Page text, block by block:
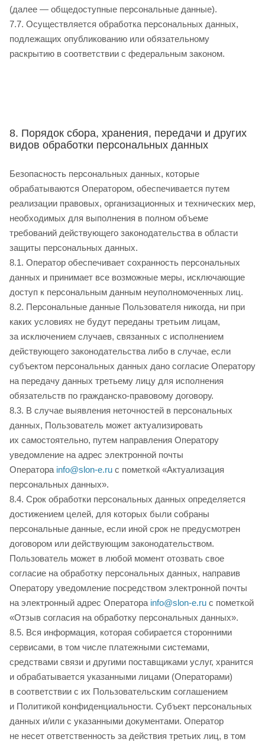
(далее — общедоступные персональные данные).
7.7. Осуществляется обработка персональных данных,
подлежащих опубликованию или обязательному
раскрытию в соответствии с федеральным законом.
8. Порядок сбора, хранения, передачи и других
видов обработки персональных данных
Безопасность персональных данных, которые
обрабатываются Оператором, обеспечивается путем
реализации правовых, организационных и технических мер,
необходимых для выполнения в полном объеме
требований действующего законодательства в области
защиты персональных данных.
8.1. Оператор обеспечивает сохранность персональных
данных и принимает все возможные меры, исключающие
доступ к персональным данным неуполномоченных лиц.
8.2. Персональные данные Пользователя никогда, ни при
каких условиях не будут переданы третьим лицам,
за исключением случаев, связанных с исполнением
действующего законодательства либо в случае, если
субъектом персональных данных дано согласие Оператору
на передачу данных третьему лицу для исполнения
обязательств по гражданско-правовому договору.
8.3. В случае выявления неточностей в персональных
данных, Пользователь может актуализировать
их самостоятельно, путем направления Оператору
уведомление на адрес электронной почты
Оператора info@slon-e.ru с пометкой «Актуализация
персональных данных».
8.4. Срок обработки персональных данных определяется
достижением целей, для которых были собраны
персональные данные, если иной срок не предусмотрен
договором или действующим законодательством.
Пользователь может в любой момент отозвать свое
согласие на обработку персональных данных, направив
Оператору уведомление посредством электронной почты
на электронный адрес Оператора info@slon-e.ru с пометкой
«Отзыв согласия на обработку персональных данных».
8.5. Вся информация, которая собирается сторонними
сервисами, в том числе платежными системами,
средствами связи и другими поставщиками услуг, хранится
и обрабатывается указанными лицами (Операторами)
в соответствии с их Пользовательским соглашением
и Политикой конфиденциальности. Субъект персональных
данных и/или с указанными документами. Оператор
не несет ответственность за действия третьих лиц, в том